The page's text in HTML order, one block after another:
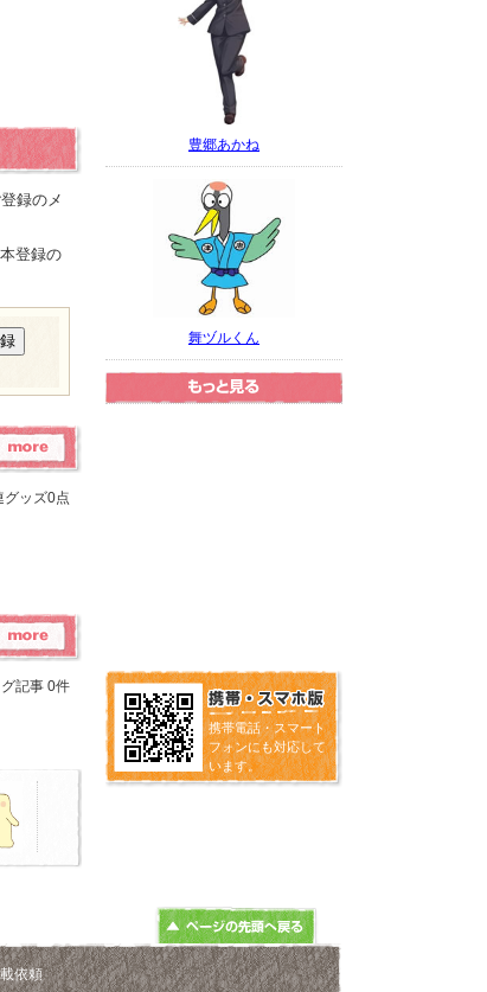
録のメ
登録の
グッズ0点
記事 0件
豊郷あかね
舞ヅルくん
携帯電話・スマート
フォンにも対応して
います。
依頼